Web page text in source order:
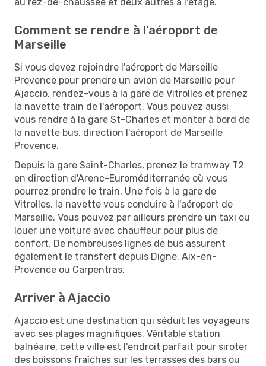
Comment se rendre à l'aéroport de
Marseille
Si vous devez rejoindre l'aéroport de Marseille
Provence pour prendre un avion de Marseille pour
Ajaccio, rendez-vous à la gare de Vitrolles et prenez
la navette train de l'aéroport. Vous pouvez aussi
vous rendre à la gare St-Charles et monter à bord de
la navette bus, direction l'aéroport de Marseille
Provence.
Depuis la gare Saint-Charles, prenez le tramway T2
en direction d'Arenc-Euroméditerranée où vous
pourrez prendre le train. Une fois à la gare de
Vitrolles, la navette vous conduire à l'aéroport de
Marseille. Vous pouvez par ailleurs prendre un taxi ou
louer une voiture avec chauffeur pour plus de
confort. De nombreuses lignes de bus assurent
également le transfert depuis Digne, Aix-en-
Provence ou Carpentras.
Arriver à Ajaccio
Ajaccio est une destination qui séduit les voyageurs
avec ses plages magnifiques. Véritable station
balnéaire, cette ville est l'endroit parfait pour siroter
des boissons fraîches sur les terrasses des bars ou